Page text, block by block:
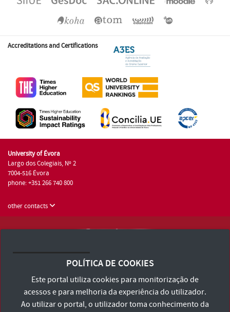
Accreditations and Certifications
University of Évora
Largo dos Colegiais, Nº 2
7004-516 Évora
phone: +351 266 740 800
other contacts
Terms and Conditions and Privacy Policy
Accessibility Statement
POLÍTICA DE COOKIES
Este portal utiliza cookies para monitorização de
acessos e para melhoria da experiência do utilizador.
Ao utilizar o portal, o utilizador toma conhecimento da